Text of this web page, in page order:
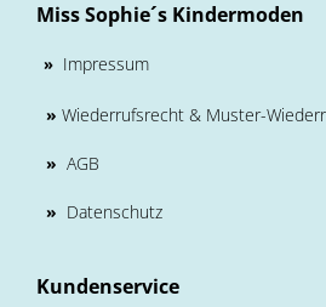
Miss Sophie´s Kindermoden
» Impressum
» Wiederrufsrecht & Muster-
» AGB
» Datenschutz
Kundenservice